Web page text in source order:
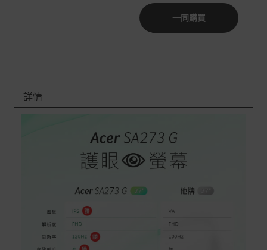
非Acer旗下品牌商品依配合廠商規範，可能會有無法配送
預購商品依商品頁面上的出貨時間安排，且有可能因實際
保固與售後服務
Acer旗下品牌商品保固期限與說明請參考此連結：
s://www.acer.com/tw-zh/support/warranty/product-wa
情請參考商品說明。
如有相關保固問題以及售後服務問題，您可以透過專線或
服務信箱聯繫客服。
一同購買
詳情